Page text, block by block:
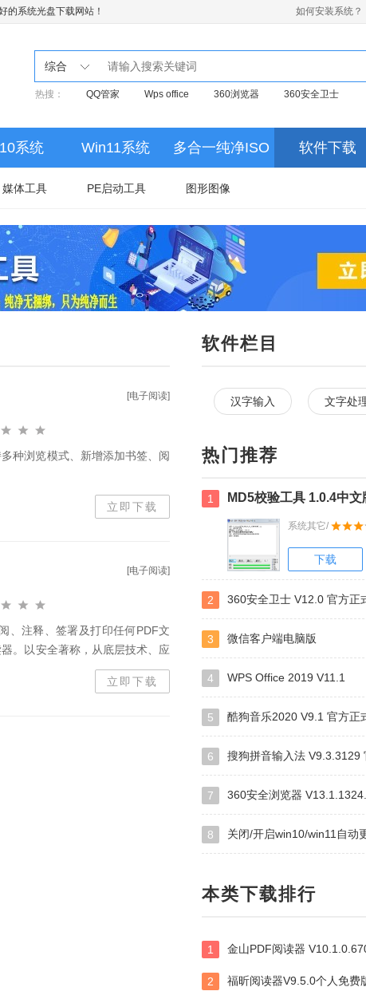
的系统光盘下载网站！ 如何安装系统？
综合
热搜： QQ管家 Wps office 360浏览器 360安全卫士
系统 Win11系统 多合一纯净ISO 软件下载
媒体工具 PE启动工具 图形图像
[电子阅读]
种浏览模式、新增添加书签、阅
立即下载
[电子阅读]
、注释、签署及打印任何PDF文
。以安全著称，从底层技术、应
立即下载
软件栏目
汉字输入 文字处
热门推荐
1 MD5校验工具 1.0.4中文
系统其它/
下载
2 360安全卫士 V12.0 官方正
3 微信客户端电脑版
4 WPS Office 2019 V11.1
5 酷狗音乐2020 V9.1 官方正
6 搜狗拼音输入法 V9.3.3129
7 360安全浏览器
8 关闭/开启win10/win11自动
本类下载排行
1 金山PDF阅读器
2 福昕阅读器V9.5.0个人免费